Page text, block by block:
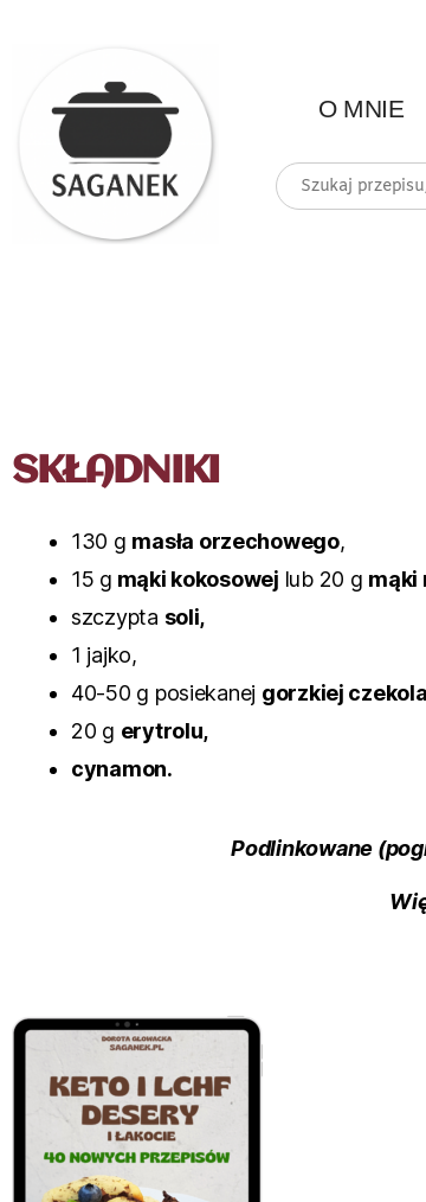
O MNIE
SKŁADNIKI
130 g masła orzechowego,
15 g mąki kokosowej lub 20 g mąki
szczypta soli,
1 jajko,
40-50 g posiekanej gorzkiej
20 g erytrolu,
cynamon.
Podlinkowane